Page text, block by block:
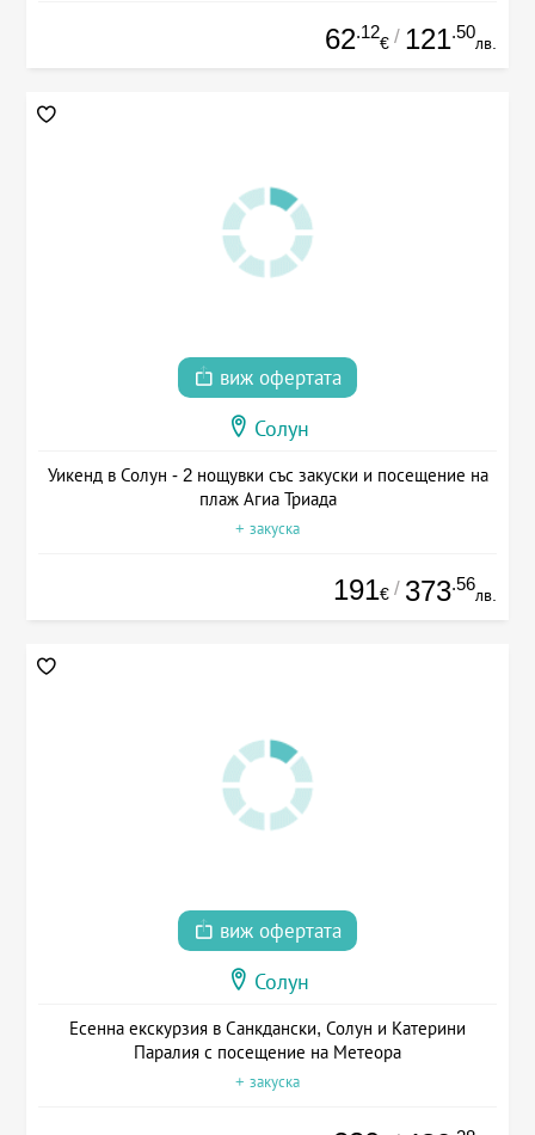
62.12
€ / 121.50
лв.
виж офертата
Солун
Уикенд в Солун - 2 нощувки със закуски и посещение на
плаж Агиа Триада
+ закуска
191€ / 373.56
лв.
виж офертата
Солун
Есенна екскурзия в Санкдански, Солун и Катерини
Паралия с посещение на Метеора
+ закуска